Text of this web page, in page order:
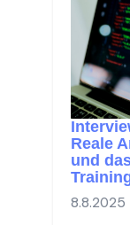
Reale
und
8.8.2025